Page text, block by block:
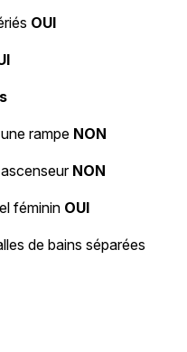
OUI
rampe NON
NON
féminin OUI
de bains séparées